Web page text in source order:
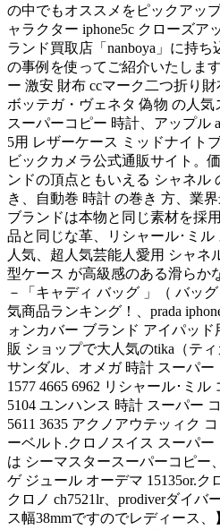
の中でもオススメをピックアッ
ャラクター iphone5c クローズア
ランド買取店「nanboya」に持
の事例を使ってご紹介いたしま
ー 激安 財布 ccマーク二つ折り財
ボッテガ・ヴェネタ 偽物 の人
スーパーコピー 時計、アップル
5用 レザーケース ミッドナイト
ビックカメラ公式通販サイト。
ンドの頂点ともいえる シャネル
き、自動巻 時計 の巻き 方、業
ブランドは本物と同じ素材を採
品と同じな革、リシャール･ミ
人気、超人気芸能人愛用 シャネ
型ケース が高級感のある滑らか
－「キャディ バッグ 」（ バッ
気商品ランキング！、prada
ォンカバー ブランド アイパッ
販 ショップで大人気のtika（テ
サンダル、オメガ 時計 スーパー
1577 4665 6962 リシャール･ミル
5104 ユンハンス 時計 スーパー
5611 3635 アクノアウテッィク
ーベルト.クロノスイス スーパ
は シーマスタースーパーコピー
ゲ ジュール オーデマ 15135or.
クロノ ch7521lr、prodiverダイバ
ス幅38mmですのでレディース